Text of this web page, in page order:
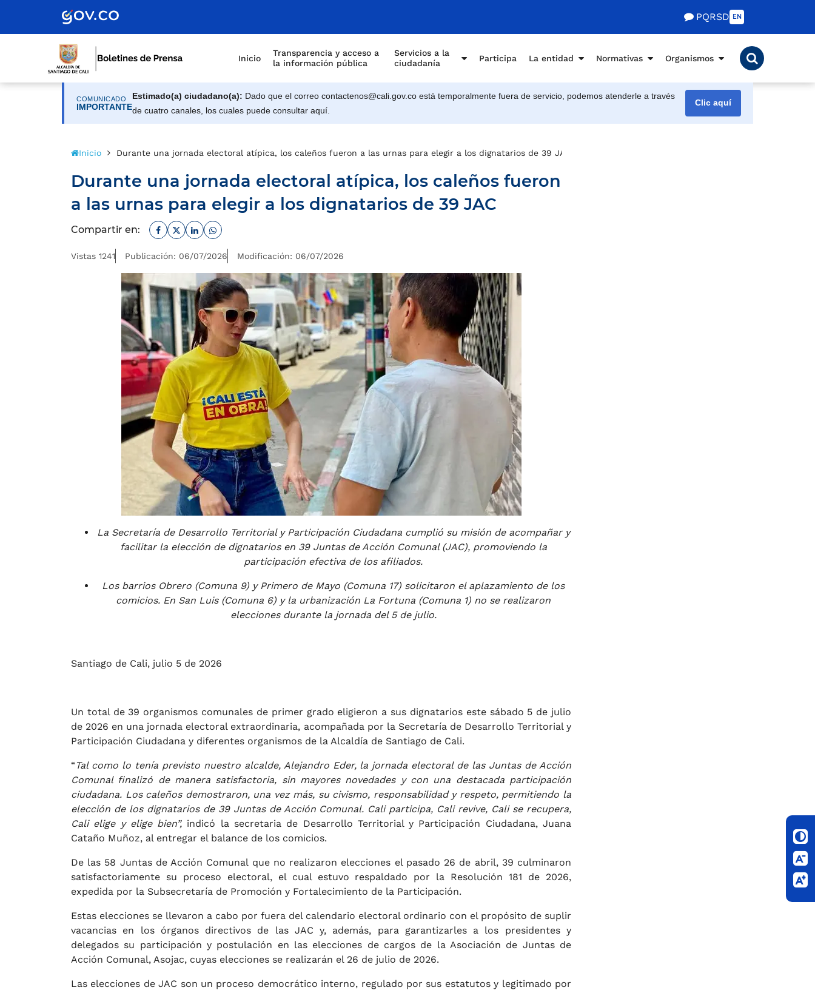
PQRSD EN
Inicio
Transparencia y acceso a
la información pública
Servicios a la
ciudadanía
Participa La entidad Normativas Organismos
COMUNICADO
IMPORTANTE
Estimado(a) ciudadano(a): Dado que el correo contactenos@cali.gov.co está temporalmente fuera de servicio, podemos atenderle a través
de cuatro canales, los cuales puede consultar aquí.
Clic aquí
Inicio Durante una jornada electoral atípica, los caleños fueron a las urnas para elegir a los dignatarios de 39 JAC
Durante una jornada electoral atípica, los caleños fueron
a las urnas para elegir a los dignatarios de 39 JAC
Compartir en: Facebook
TwitterLinkedinWhatsapp
Vistas 1241 Publicación: 06/07/2026 Modificación: 06/07/2026
La Secretaría de Desarrollo Territorial y Participación Ciudadana cumplió su misión de acompañar y
facilitar la elección de dignatarios en 39 Juntas de Acción Comunal (JAC), promoviendo la
participación efectiva de los afiliados.
Los barrios Obrero (Comuna 9) y Primero de Mayo (Comuna 17) solicitaron el aplazamiento de los
comicios. En San Luis (Comuna 6) y la urbanización La Fortuna (Comuna 1) no se realizaron
elecciones durante la jornada del 5 de julio.
Santiago de Cali, julio 5 de 2026
Un total de 39 organismos comunales de primer grado eligieron a sus dignatarios este sábado 5 de julio
de 2026 en una jornada electoral extraordinaria, acompañada por la Secretaría de Desarrollo Territorial y
Participación Ciudadana y diferentes organismos de la Alcaldía de Santiago de Cali.
“ Tal como lo tenía previsto nuestro alcalde, Alejandro Eder, la jornada electoral de las Juntas de Acción
Comunal finalizó de manera satisfactoria, sin mayores novedades y con una destacada participación
ciudadana. Los caleños demostraron, una vez más, su civismo, responsabilidad y respeto, permitiendo la
elección de los dignatarios de 39 Juntas de Acción Comunal. Cali participa, Cali revive, Cali se recupera,
Cali elige y elige bien”, indicó la secretaria de Desarrollo Territorial y Participación Ciudadana, Juana
Cataño Muñoz, al entregar el balance de los comicios.
De las 58 Juntas de Acción Comunal que no realizaron elecciones el pasado 26 de abril, 39 culminaron
satisfactoriamente su proceso electoral, el cual estuvo respaldado por la Resolución 181 de 2026,
expedida por la Subsecretaría de Promoción y Fortalecimiento de la Participación.
Estas elecciones se llevaron a cabo por fuera del calendario electoral ordinario con el propósito de suplir
vacancias en los órganos directivos de las JAC y, además, para garantizarles a los presidentes y
delegados su participación y postulación en las elecciones de cargos de la Asociación de Juntas de
Acción Comunal, Asojac, cuyas elecciones se realizarán el 26 de julio de 2026.
Las elecciones de JAC son un proceso democrático interno, regulado por sus estatutos y legitimado por